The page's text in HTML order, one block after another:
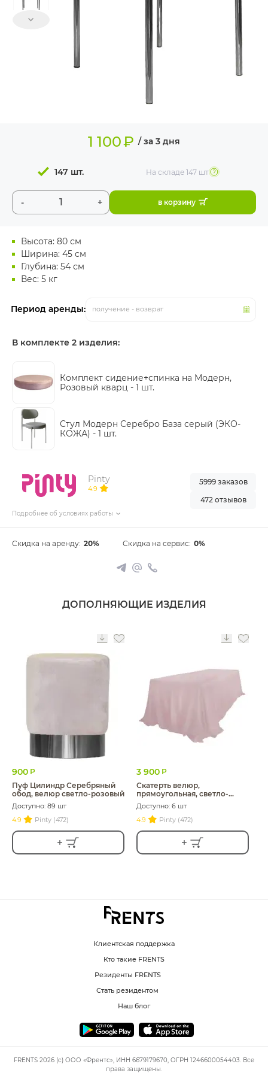
ИЗДЕЛИЯ ДЛЯ
ОБОРУДОВАНИЕ
Высота: 80 см
Ширина: 45 см
Глубина: 54 см
Вес: 5 кг
Период аренды: получение - возврат
1 100₽ / за 3 дня
- +
147 шт. На складе147 шт
в корзину
В комплекте 2 изделия:
Комплект сидение+спинка на Модерн,
Розовый кварц - 1 шт.
Стул Модерн Серебро База серый (ЭКО-
КОЖА) - 1 шт.
Pinty
4.9
Подробнее об условиях работы
5999 заказов
472 отзывов
Скидка на аренду: 20% Скидка на сервис: 0%
ДОПОЛНЯЮЩИЕ ИЗДЕЛИЯ
900 Р
Пуф Цилиндр Серебряный
обод, велюр светло-розовый
Доступно: 89 шт
4.9
Pinty (472)
3 900 Р
Скатерть велюр,
прямоугольная, светло-
розовая ХЛ
Доступно: 6 шт
4.9
Pinty (472)
Клиентская поддержка
Кто такие FRENTS
Резиденты FRENTS
Стать резидентом
Наш блог
FRENTS 2026 (c) ООО «Френтс», ИНН 6679179670, ОГРН 1246600054403. Все
права защищены.